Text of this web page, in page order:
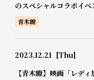
のスペシャルコラボイベ
青木瞭
2023.12.21 [Thu]
【青木瞭】映画「レデ